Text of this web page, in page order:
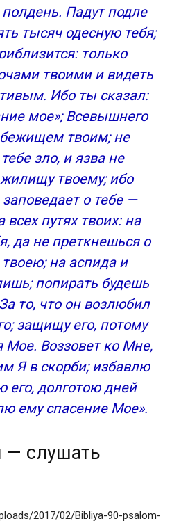
Падут подле
тысяч одесную тебя;
только
твоими и видеть
Ибо ты сказал:
мое»; Всевышнего
твоим; не
зло, и язва не
твоему; ибо
о тебе —
всех путях твоих: на
да не преткнешься о
на аспида и
попирать будешь
то, что он возлюбил
защищу его, потому
Мое. Воззовет ко Мне,
Я в скорби; избавлю
его, долготою дней
ему спасение Мое».
— слушать
2017/02/Bibliya-90-psalom-